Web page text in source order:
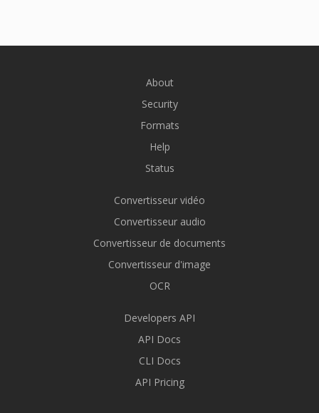
About
Security
Formats
Help
Status
Convertisseur vidéo
Convertisseur audio
Convertisseur de documents
Convertisseur d'image
OCR
Developers API
API Docs
CLI Docs
API Pricing